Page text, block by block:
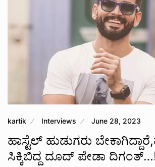
kartik Interviews June 28, 2023
ಹಾಸ್ಟೆಲ್ ಹುಡುಗರು
ಸಿಕ್ಕಿಬಿದ್ದ ದೂದ್ ಪೇಡಾ